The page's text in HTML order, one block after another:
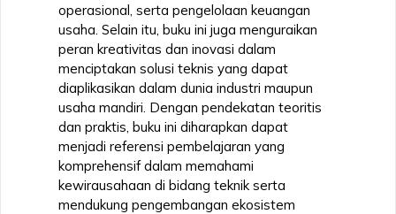
operasional, serta pengelolaan keuangan
usaha. Selain itu, buku ini juga menguraikan
peran kreativitas dan inovasi dalam
menciptakan solusi teknis yang dapat
diaplikasikan dalam dunia industri maupun
usaha mandiri. Dengan pendekatan teoritis
dan praktis, buku ini diharapkan dapat
menjadi referensi pembelajaran yang
komprehensif dalam memahami
kewirausahaan di bidang teknik serta
mendukung pengembangan ekosistem